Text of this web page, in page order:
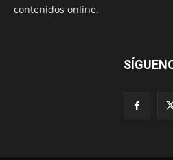
contenidos online.